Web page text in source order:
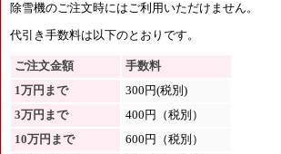
除雪機のご注文時にはご利用いただけません。
代引き手数料は以下のとおりです。
ご注文金額
手数料
1万円まで
300円(税別)
3万円まで
400円（税別）
10万円まで
600円（税別）